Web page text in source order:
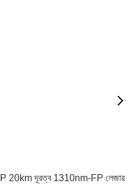
দূরত্ব 1310nm-FP লেজার